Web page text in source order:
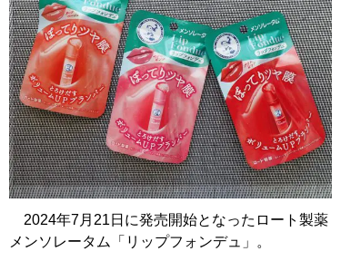
2024年7月21日に発売開始となったロート製薬
メンソレータム「リップフォンデュ」。